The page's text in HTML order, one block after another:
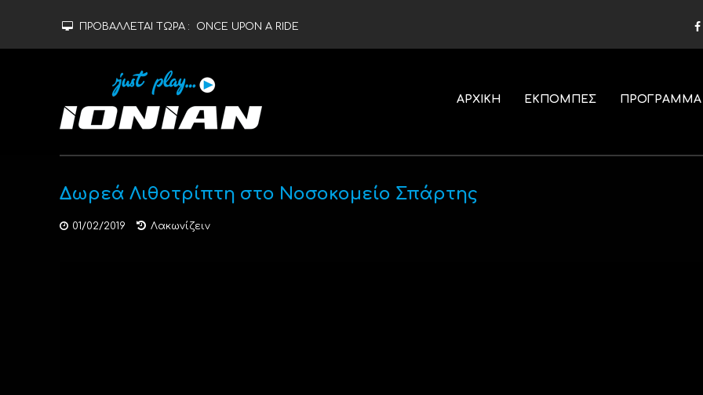
ΠΡΟΒΑΛΛΕΤΑΙ ΤΩΡΑ : ONCE UPON A RIDE
ΑΡΧΙΚΗ ΕΚΠΟΜΠΕΣ ΠΡΟΓΡΑΜΜΑ
Δωρεά Λιθοτρίπτη στο Νοσοκομείο Σπάρτης
01/02/2019 Λακωνίζειν